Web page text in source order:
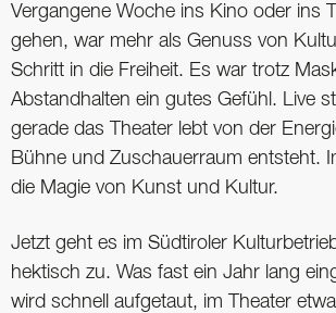
Vergangene Woche ins Kino oder ins
gehen, war mehr als Genuss von
Schritt in die Freiheit. Es war trotz
Abstandhalten ein gutes Gefühl. Live
gerade das Theater lebt von der
Bühne und Zuschauerraum entsteht.
die Magie von Kunst und Kultur.
Jetzt geht es im Südtiroler
hektisch zu. Was fast ein Jahr lang
wird schnell aufgetaut, im Theater